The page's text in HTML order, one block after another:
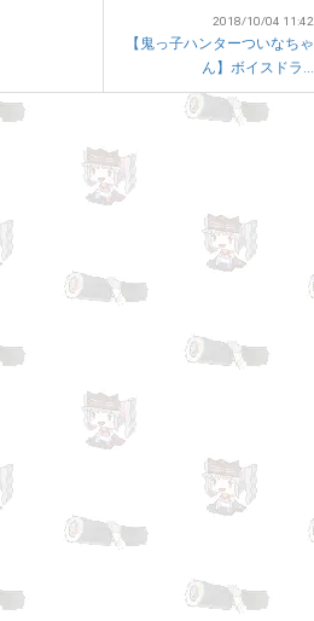
2018/10/04 11:42
【鬼っ子ハンターついなちゃ
ん】ボイスドラ...